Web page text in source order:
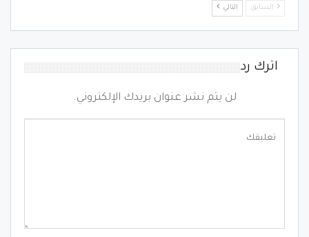
السابق التالي
اترك رد
لن يتم نشر عنوان بريدك الإلكتروني.